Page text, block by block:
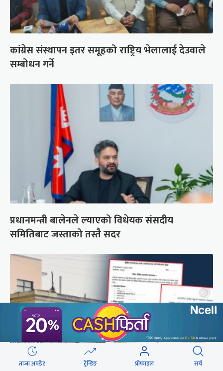
कांग्रेस संस्थापन इतर समूहको राष्ट्रिय भेलालाई देउवाले
सम्बोधन गर्ने
प्रधानमन्त्री बालेनले ल्याएको विधेयक संसदीय
समितिबाट जस्ताको तस्तै सदर
ताजा अपडेट ट्रेन्डिङ प्रोफाइल सर्च